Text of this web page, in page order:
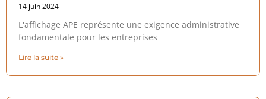
14 juin 2024
L'affichage APE représente une exigence administrative
fondamentale pour les entreprises
Lire la suite »